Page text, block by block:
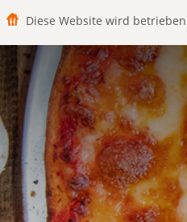
Diese Website wird